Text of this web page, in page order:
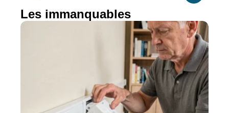
Les immanquables